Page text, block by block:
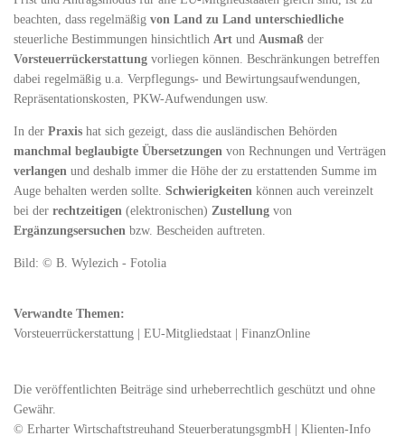
beachten, dass regelmäßig von Land zu Land unterschiedliche
steuerliche Bestimmungen hinsichtlich Art und Ausmaß der
Vorsteuerrückerstattung vorliegen können. Beschränkungen betreffen
dabei regelmäßig u.a. Verpflegungs- und Bewirtungsaufwendungen,
Repräsentationskosten, PKW-Aufwendungen usw.
In der Praxis hat sich gezeigt, dass die ausländischen Behörden
manchmal beglaubigte Übersetzungen von Rechnungen und Verträgen
verlangen und deshalb immer die Höhe der zu erstattenden Summe im
Auge behalten werden sollte. Schwierigkeiten können auch vereinzelt
bei der rechtzeitigen (elektronischen) Zustellung von
Ergänzungsersuchen bzw. Bescheiden auftreten.
Bild: © B. Wylezich - Fotolia
Verwandte Themen:
Vorsteuerrückerstattung | EU-Mitgliedstaat | FinanzOnline
Die veröffentlichten Beiträge sind urheberrechtlich geschützt und ohne
Gewähr.
© Erharter Wirtschaftstreuhand SteuerberatungsgmbH | Klienten-Info